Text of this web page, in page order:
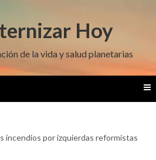
Hoy
de la vida y salud planetarias
incendios por izquierdas reformistas